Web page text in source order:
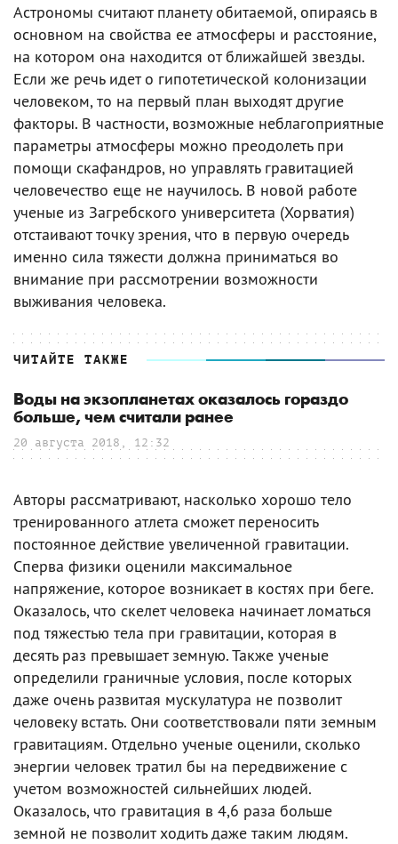
Астрономы считают планету обитаемой, опираясь в
основном на свойства ее атмосферы и расстояние,
на котором она находится от ближайшей звезды.
Если же речь идет о гипотетической колонизации
человеком, то на первый план выходят другие
факторы. В частности, возможные неблагоприятные
параметры атмосферы можно преодолеть при
помощи скафандров, но управлять гравитацией
человечество еще не научилось. В новой работе
ученые из Загребского университета (Хорватия)
отстаивают точку зрения, что в первую очередь
именно сила тяжести должна приниматься во
внимание при рассмотрении возможности
выживания человека.
ЧИТАЙТЕ ТАКЖЕ
Воды на экзопланетах оказалось гораздо
больше, чем считали ранее
20 августа 2018, 12:32
Авторы рассматривают, насколько хорошо тело
тренированного атлета сможет переносить
постоянное действие увеличенной гравитации.
Сперва физики оценили максимальное
напряжение, которое возникает в костях при беге.
Оказалось, что скелет человека начинает ломаться
под тяжестью тела при гравитации, которая в
десять раз превышает земную. Также ученые
определили граничные условия, после которых
даже очень развитая мускулатура не позволит
человеку встать. Они соответствовали пяти земным
гравитациям. Отдельно ученые оценили, сколько
энергии человек тратил бы на передвижение с
учетом возможностей сильнейших людей.
Оказалось, что гравитация в 4,6 раза больше
земной не позволит ходить даже таким людям.